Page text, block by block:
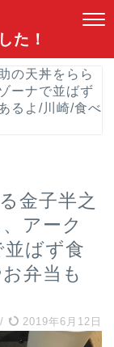
た！
の天丼をらら
ーナで並ばず
るよ /川崎/食べ
金子半之
アーク
ばず食
弁当も
/ 2019年6月12日